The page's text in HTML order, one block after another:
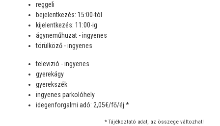
reggeli
bejelentkezés: 15:00-tól
kijelentkezés: 11:00-ig
ágyneműhuzat - ingyenes
törülköző - ingyenes
televizió - ingyenes
gyerekágy
gyerekszék
ingyenes parkolóhely
idegenforgalmi adó: 2,05€/fő/éj *
* Tájékoztató adat, az összege változhat!